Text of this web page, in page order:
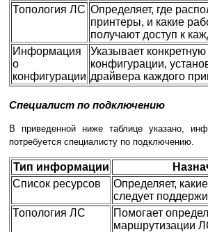
Топология ЛС Определяет, где
принтеры, и какие
получают доступ к
Информация
о
конфигурации
Указывает
конфигурации,
драйвера каждого
Специалист по подключению
В приведенной ниже таблице указано,
потребуется специалисту по подключению.
Тип информации
Список ресурсов
Определяет,
следует
Топология ЛС
Помогает
маршрутизации